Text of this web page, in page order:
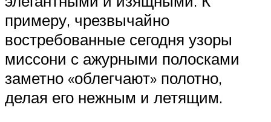
примеру, чрезвычайно
востребованные сегодня узоры
миссони с ажурными полосками
заметно «облегчают» полотно,
делая его нежным и летящим.